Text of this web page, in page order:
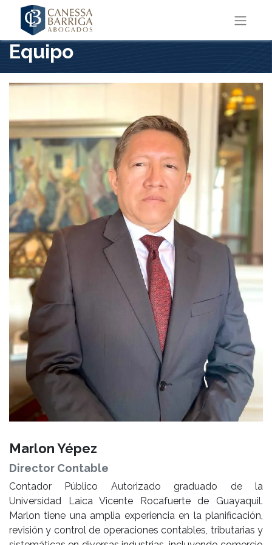
Equipo
Marlon Yépez
Director Contable
Contador Público Autorizado graduado de la
Universidad Laica Vicente Rocafuerte de Guayaquil.
Marlon tiene una amplia experiencia en la planificación,
revisión y control de operaciones contables, tributarias y